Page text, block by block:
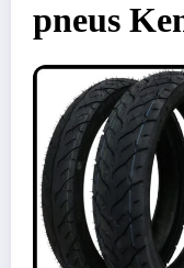
pneus